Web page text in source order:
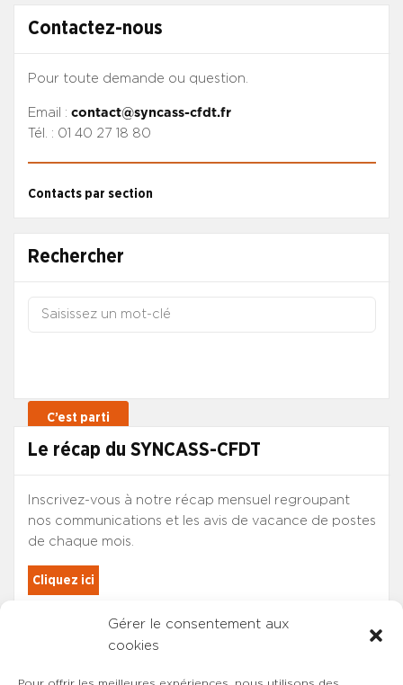
Gérer le consentement aux
cookies
Contactez-nous
Pour toute demande ou question.
Email : contact@syncass-cfdt.fr
Tél. : 01 40 27 18 80
Contacts par section
Rechercher
Le récap du SYNCASS-CFDT
Inscrivez-vous à notre récap mensuel regroupant
nos communications et les avis de vacance de postes
de chaque mois.
Cliquez ici
Les adhérents du SYNCASS-CFDT
sont automatiquement inscrits.